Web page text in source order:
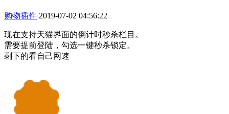
购物插件 2019-07-02 04:56:22
现在支持天猫界面的倒计时秒杀栏目。
需要提前登陆，勾选一键秒杀锁定。
剩下的看自己网速